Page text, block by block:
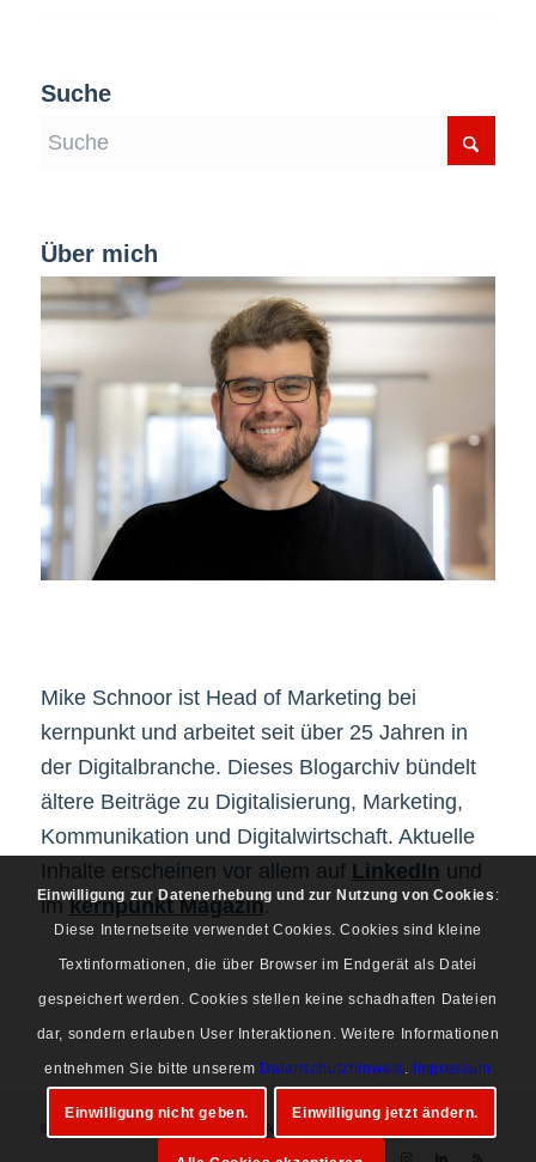
Suche
Über mich
Mike Schnoor ist Head of Marketing bei
kernpunkt und arbeitet seit über 25 Jahren in
der Digitalbranche. Dieses Blogarchiv bündelt
ältere Beiträge zu Digitalisierung, Marketing,
Kommunikation und Digitalwirtschaft. Aktuelle
Inhalte erscheinen vor allem auf LinkedIn und
imkernpunkt Magazin.
© Copyright 1997-2026 Mike Schnoor. Alle Rechte vorbehalten.
Einwilligung zur Datenerhebung und zur Nutzung von Cookies :
Diese Internetseite verwendet Cookies. Cookies sind kleine
Textinformationen, die über Browser im Endgerät als Datei
gespeichert werden. Cookies stellen keine schadhaften Dateien
dar, sondern erlauben User Interaktionen. Weitere Informationen
entnehmen Sie bitte unserem Datenschutzhinweis. Impressum
Einwilligung nicht geben. Einwilligung jetzt ändern.